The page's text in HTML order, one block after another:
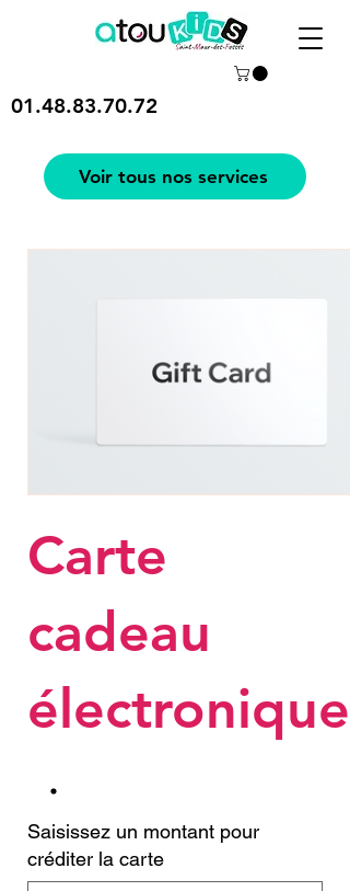
01.48.83.70.72
Voir tous nos services
Carte
cadeau
électronique
Saisissez un montant pour
créditer la carte